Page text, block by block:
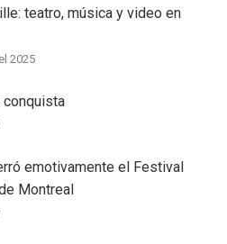
teatro, música y video en
2025
conquista
emotivamente el Festival
Montreal